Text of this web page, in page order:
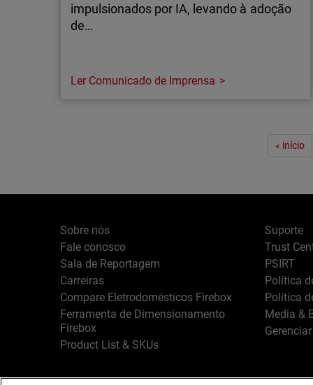
impulsionados por IA, levando à adoção
de…
de…
já não conseguem acompanhar o ritmo das
ameaças, impulsionando a procura por
serviços de segurança orientados para
resultados
Ler Comunicado de Imprensa
« início
Sobre nós
Fale conosco
Sala de Reportagem
Carreiras
Compare Eletrodomésticos Firebox
Ferramenta de Dimensionamento
Firebox
Product List & SKUs
Suporte
Trust
PSIRT
Política
Política
Media &